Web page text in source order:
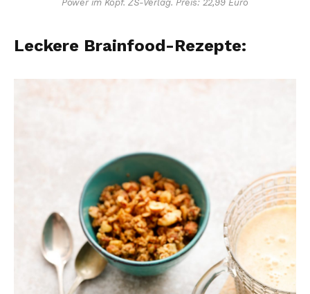
Power im Kopf. ZS-Verlag. Preis: 22,99 Euro
Leckere Brainfood-Rezepte: